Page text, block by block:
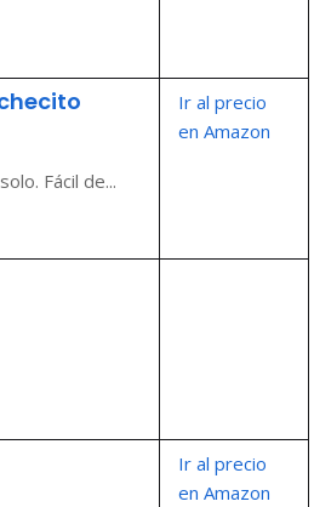
Fácil de...
Ir al precio
en Amazon
Ir al precio
en Amazon